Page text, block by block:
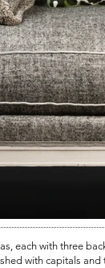
each with three
with capitals